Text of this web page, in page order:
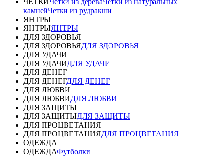
камнейЧетки из рудракши
ЯНТРЫ
ЯНТРЫЯНТРЫ
ДЛЯ ЗДОРОВЬЯ
ДЛЯ ЗДОРОВЬЯДЛЯ ЗДОРОВЬЯ
ДЛЯ УДАЧИ
ДЛЯ УДАЧИДЛЯ УДАЧИ
ДЛЯ ДЕНЕГ
ДЛЯ ДЕНЕГДЛЯ ДЕНЕГ
ДЛЯ ЛЮБВИ
ДЛЯ ЛЮБВИДЛЯ ЛЮБВИ
ДЛЯ ЗАЩИТЫ
ДЛЯ ЗАЩИТЫДЛЯ ЗАЩИТЫ
ДЛЯ ПРОЦВЕТАНИЯ
ДЛЯ ПРОЦВЕТАНИЯДЛЯ ПРОЦВЕТАНИЯ
ОДЕЖДА
ОДЕЖДАФутболки